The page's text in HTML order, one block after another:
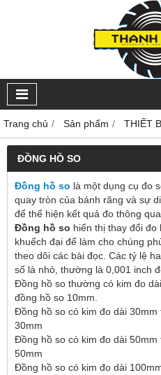
Trang chủ Sản phẩm THIẾT
ĐỒNG HỒ SO
Đồng hồ so là một dụng cụ đo
quay tròn của bánh răng và sự
để thể hiện kết quả đo thông
Đồng hồ so hiển thị thay đổi
khuếch đại để làm cho chúng
theo dõi các bài đọc. Các tỷ lệ
số là nhỏ, thường là 0,001 inch
Đồng hồ so thường có kim đo
đồng hồ so 10mm.
Đồng hồ so có kim đo dài
30mm
Đồng hồ so có kim đo dài
50mm
Đồng hồ so có kim đo dài